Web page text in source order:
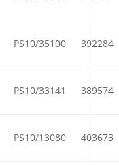
PS10/35100 392284
PS10/33141 389574
PS10/13080 403673